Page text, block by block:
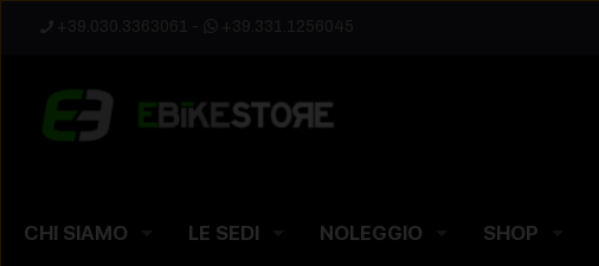
CHI SIAMO LE SEDI NOLEGGIO SHOP